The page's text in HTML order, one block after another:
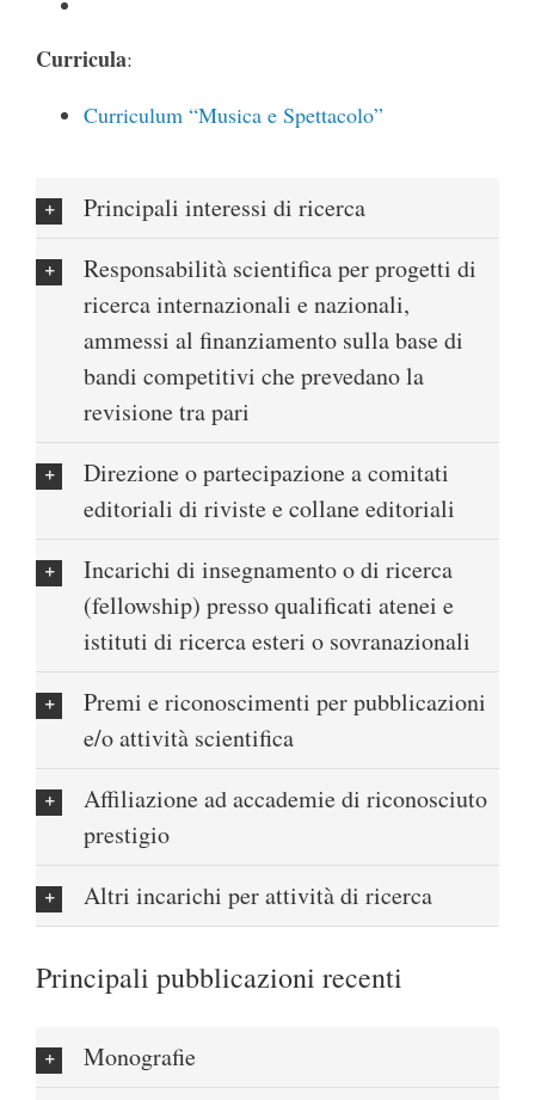
Curricula:
Curriculum “Musica e Spettacolo”
Principali interessi di ricerca
Responsabilità scientifica per progetti di
ricerca internazionali e nazionali,
ammessi al finanziamento sulla base di
bandi competitivi che prevedano la
revisione tra pari
Direzione o partecipazione a comitati
editoriali di riviste e collane editoriali
Incarichi di insegnamento o di ricerca
(fellowship) presso qualificati atenei e
istituti di ricerca esteri o sovranazionali
Premi e riconoscimenti per pubblicazioni
e/o attività scientifica
Affiliazione ad accademie di riconosciuto
prestigio
Altri incarichi per attività di ricerca
Principali pubblicazioni recenti
Monografie